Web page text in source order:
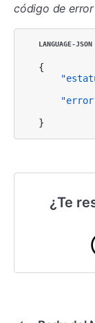
código de
{
}
¿Te